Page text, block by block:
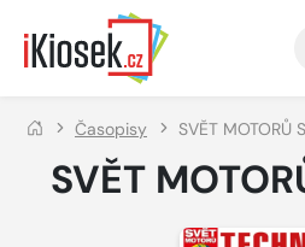
Přejít na hlavní obsah
Časopisy SVĚT MOTORŮ
SVĚT